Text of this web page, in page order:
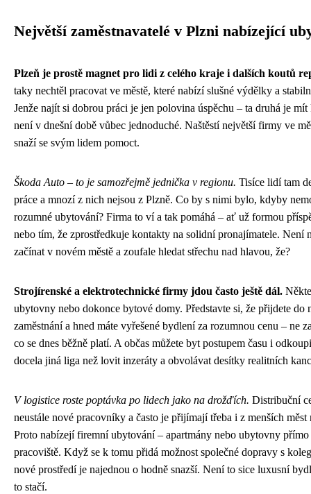
Největší zaměstnavatelé v Plzni nabízející
Plzeň je prostě magnet pro lidi z celého kraje i dalších koutů
taky nechtěl pracovat ve městě, které nabízí slušné výdělky a
Jenže najít si dobrou práci je jen polovina úspěchu – ta druhá je
není v dnešní době vůbec jednoduché. Naštěstí největší firmy ve
snaží se svým lidem pomoct.
Škoda Auto – to je samozřejmě jednička v regionu. Tisíce lidí tam
práce a mnozí z nich nejsou z Plzně. Co by s nimi bylo, kdyby
rozumné ubytování? Firma to ví a tak pomáhá – ať už formou
nebo tím, že zprostředkuje kontakty na solidní pronajímatele. Není
začínat v novém městě a zoufale hledat střechu nad hlavou, že?
Strojírenské a elektrotechnické firmy jdou často ještě dál.
ubytovny nebo dokonce bytové domy. Představte si, že přijdete do
zaměstnání a hned máte vyřešené bydlení za rozumnou cenu – ne
co se dnes běžně platí. A občas můžete byt postupem času i
docela jiná liga než lovit inzeráty a obvolávat desítky realitních
V logistice roste poptávka po lidech jako na drožďích. Distribuční
neustále nové pracovníky a často je přijímají třeba i z menších měst
Proto nabízejí firemní ubytování – apartmány nebo ubytovny
pracoviště. Když se k tomu přidá možnost společné dopravy s
nové prostředí je najednou o hodně snazší. Není to sice luxusní
to stačí.